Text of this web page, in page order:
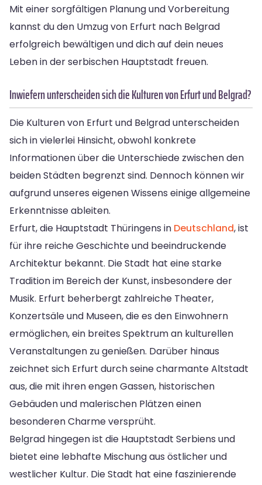
Mit einer sorgfältigen Planung und Vorbereitung
kannst du den Umzug von Erfurt nach Belgrad
erfolgreich bewältigen und dich auf dein neues
Leben in der serbischen Hauptstadt freuen.
Inwiefern unterscheiden sich die Kulturen von Erfurt und Belgrad?
Die Kulturen von Erfurt und Belgrad unterscheiden
sich in vielerlei Hinsicht, obwohl konkrete
Informationen über die Unterschiede zwischen den
beiden Städten begrenzt sind. Dennoch können wir
aufgrund unseres eigenen Wissens einige allgemeine
Erkenntnisse ableiten.
Erfurt, die Hauptstadt Thüringens in Deutschland, ist
für ihre reiche Geschichte und beeindruckende
Architektur bekannt. Die Stadt hat eine starke
Tradition im Bereich der Kunst, insbesondere der
Musik. Erfurt beherbergt zahlreiche Theater,
Konzertsäle und Museen, die es den Einwohnern
ermöglichen, ein breites Spektrum an kulturellen
Veranstaltungen zu genießen. Darüber hinaus
zeichnet sich Erfurt durch seine charmante Altstadt
aus, die mit ihren engen Gassen, historischen
Gebäuden und malerischen Plätzen einen
besonderen Charme versprüht.
Belgrad hingegen ist die Hauptstadt Serbiens und
bietet eine lebhafte Mischung aus östlicher und
westlicher Kultur. Die Stadt hat eine faszinierende